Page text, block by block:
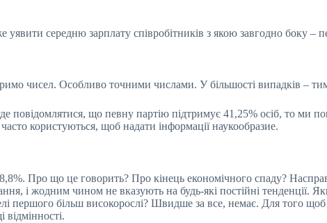
середню зарплату співробітників з якою завгодно боку –
чисел. Особливо точними числами. У більшості випадків –
повідомлятися, що певну партію підтримує 41,25% осіб, то ми
користуються, щоб надати інформації наукообразие.
8,8%. Про що це говорить? Про кінець економічного спаду?
і жодним чином не вказують на будь-які постійні тенденції.
першого більш високорослі? Швидше за все, немає. Для того
відмінності.